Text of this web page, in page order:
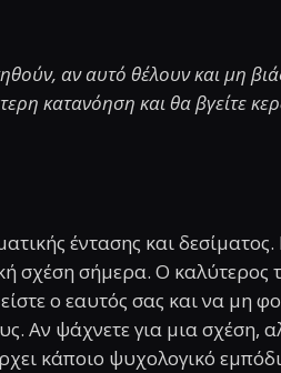
αν αυτό θέλουν και μη
κατανόηση και θα βγείτε
έντασης και δεσίματος.
σχέση σήμερα. Ο καλύτερος
ο εαυτός σας και να μη
Αν ψάχνετε για μια σχέση,
κάποιο ψυχολογικό